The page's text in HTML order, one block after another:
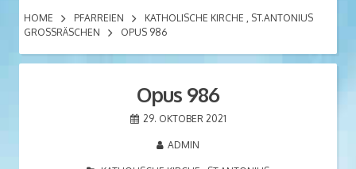
HOME PFARREIEN
KATHOLISCHE KIRCHE , ST.ANTONIUS
GROSSRÄSCHEN
OPUS 986
Opus 986
29. OKTOBER 2021
ADMIN